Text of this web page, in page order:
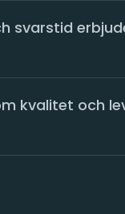
svarstid
kvalitet och